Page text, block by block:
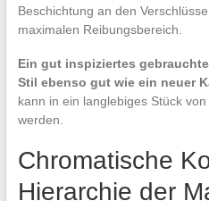
Beschichtung an den
maximalen Reibungsbereich.
Ein gut inspiziertes
Stil ebenso gut wie ein neuer
kann in ein langlebiges Stück
werden.
Chromatische
Hierarchie der